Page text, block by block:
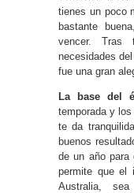
tienes un poco
bastante
vencer. Tras
necesidades
fue una gran
La base del
temporada y
te da
buenos
de un año para
permite que el
Australia,